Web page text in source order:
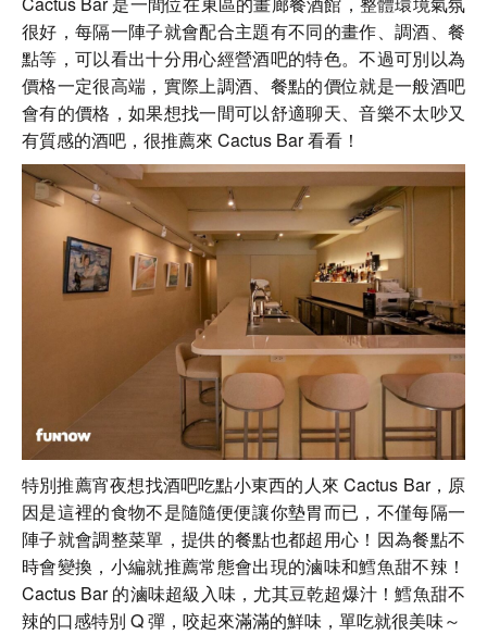
很好，每隔一陣子就會配合主題有不同的畫作、調酒、餐
點等，可以看出十分用心經營酒吧的特色。不過可別以為
價格一定很高端，實際上調酒、餐點的價位就是一般酒吧
會有的價格，如果想找一間可以舒適聊天、音樂不太吵又
有質感的酒吧，很推薦來 Cactus Bar 看看！
特別推薦宵夜想找酒吧吃點小東西的人來Cactus Bar，原
因是這裡的食物不是隨隨便便讓你墊胃而已，不僅每隔一
陣子就會調整菜單，提供的餐點也都超用心！因為餐點不
時會變換，小編就推薦常態會出現的滷味和鱈魚甜不辣！
Cactus Bar 的滷味超級入味，尤其豆乾超爆汁！鱈魚甜不
辣的口感特別 Q 彈，咬起來滿滿的鮮味，單吃就很美味～